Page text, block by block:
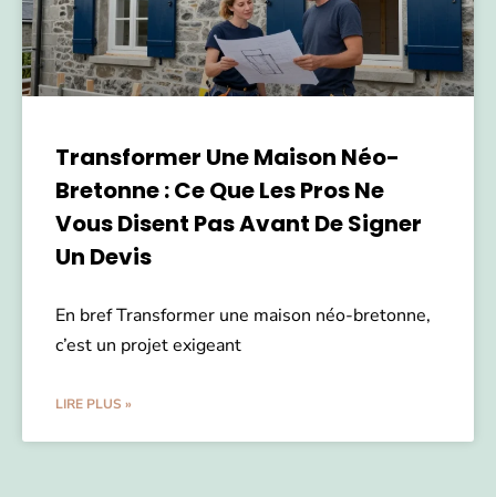
Transformer Une Maison Néo-
Bretonne : Ce Que Les Pros Ne
Vous Disent Pas Avant De Signer
Un Devis
En bref Transformer une maison néo-bretonne,
c’est un projet exigeant
LIRE PLUS »